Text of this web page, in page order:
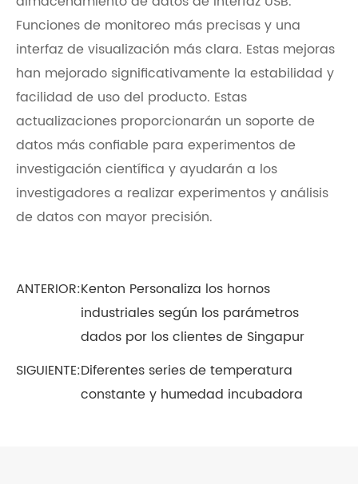
Funciones de monitoreo más precisas y una
interfaz de visualización más clara. Estas mejoras
han mejorado significativamente la estabilidad y
facilidad de uso del producto. Estas
actualizaciones proporcionarán un soporte de
datos más confiable para experimentos de
investigación científica y ayudarán a los
investigadores a realizar experimentos y análisis
de datos con mayor precisión.
ANTERIOR:Kenton Personaliza los hornos
industriales según los parámetros
dados por los clientes de Singapur
SIGUIENTE:Diferentes series de temperatura
constante y humedad incubadora